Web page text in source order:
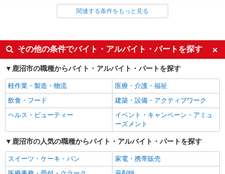
同じ雇用形態から新鹿沼駅の求人を探す
同じ特徴から新鹿沼駅の求人を探す
入社日応相談
未経験歓迎
経験者・有資格者歓迎
新卒・第二新卒歓迎
女性活躍中
主婦・主夫歓迎
フリーター歓迎
学歴不問
ミドル（40代～）活躍中
エルダー（50代～）活躍中
シニア（60代～）活躍中
高収入・高額
ボーナス・賞与あり
昇給あり
完全週休2日制
関連する条件をもっと見る
その他の条件でバイト・アルバイト・パートを探す
鹿沼市の職種からバイト・アルバイト・パートを探す
軽作業・製造・物流
医療・介護・福祉
飲食・フード
建築・設備・アクティブワーク
ヘルス・ビューティー
イベント・キャンペーン・アミュ
ーズメント
鹿沼市の人気の職種からバイト・アルバイト・パートを探す
スイーツ・ケーキ・パン
家電・携帯販売